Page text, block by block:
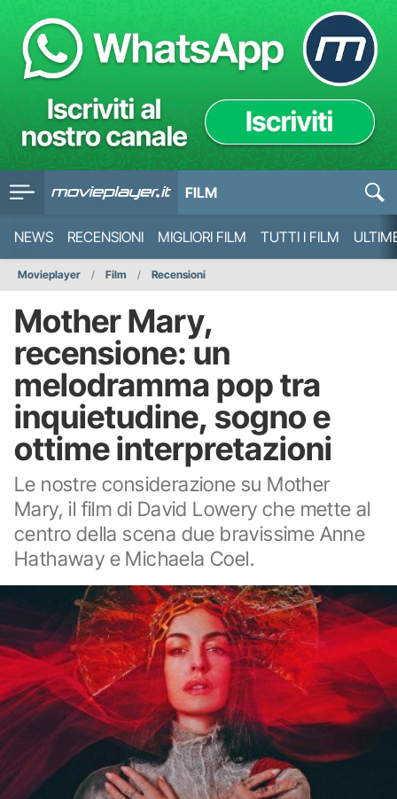
FILM
NEWS RECENSIONI MIGLIORI FILM TUTTI I FILM
Movieplayer Film Recensioni
Mother Mary,
recensione: un
melodramma pop tra
inquietudine, sogno e
ottime interpretazioni
Le nostre considerazione su Mother
Mary, il film di David Lowery che mette al
centro della scena due bravissime Anne
Hathaway e Michaela Coel.